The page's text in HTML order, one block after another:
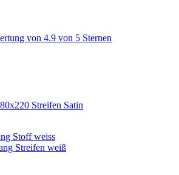
von 4.9 von 5 Sternen
Streifen Satin